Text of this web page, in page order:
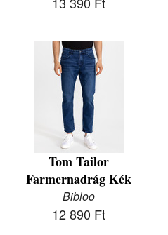
Tom Tailor
Farmernadrág Kék
Bibloo
12 890 Ft